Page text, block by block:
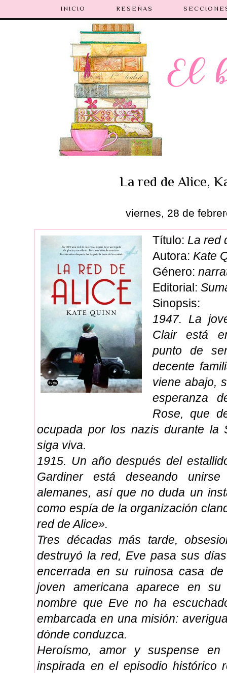
INICIO RESEÑAS
La red de Alice,
viernes, 28 de
Título: La red
Autora: Kate
Género:
Editorial:
Sinopsis:
1947. La
Clair está
punto de
decente
viene abajo,
esperanza
Rose, que
ocupada por los nazis durante la
siga viva.
1915. Un año después del
Gardiner está deseando
alemanes, así que no duda un
como espía de la organización
red de Alice».
Tres décadas más tarde,
destruyó la red, Eve pasa sus
encerrada en su ruinosa casa
joven americana aparece en su
nombre que Eve no ha
embarcada en una misión:
dónde conduzca.
Heroísmo, amor y suspense en
inspirada en el episodio histórico